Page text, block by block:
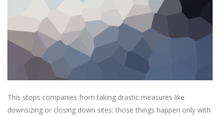
This stops companies from taking drastic measures like
downsizing or closing down sites; those things happen only with